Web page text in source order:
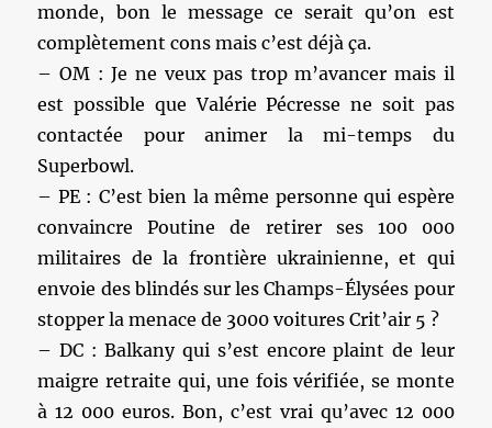
monde, bon le message ce serait qu’on est
complètement cons mais c’est déjà ça.
– OM : Je ne veux pas trop m’avancer mais il
est possible que Valérie Pécresse ne soit pas
contactée pour animer la mi-temps du
Superbowl.
– PE : C’est bien la même personne qui espère
convaincre Poutine de retirer ses 100 000
militaires de la frontière ukrainienne, et qui
envoie des blindés sur les Champs-Élysées pour
stopper la menace de 3000 voitures Crit’air 5 ?
– DC : Balkany qui s’est encore plaint de leur
maigre retraite qui, une fois vérifiée, se monte
à 12 000 euros. Bon, c’est vrai qu’avec 12 000